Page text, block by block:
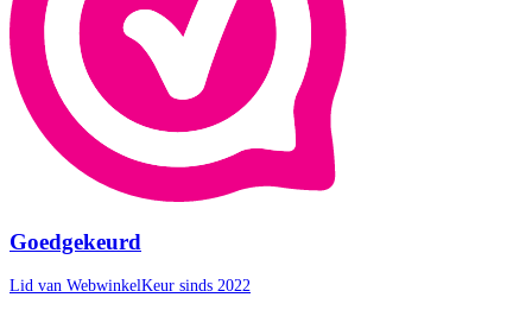
Goedgekeurd
Lid van WebwinkelKeur sinds 2022